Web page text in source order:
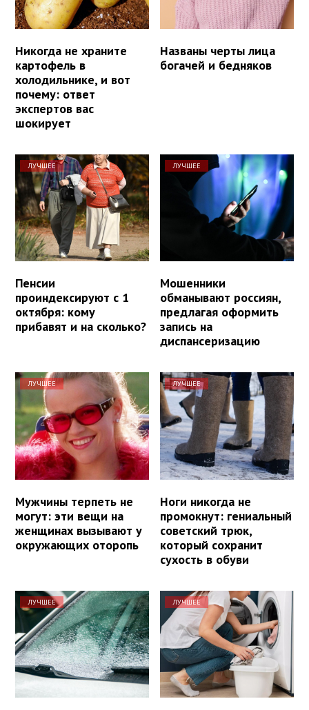
Никогда не храните
картофель в
холодильнике, и вот
почему: ответ
экспертов вас
шокирует
Названы черты лица
богачей и бедняков
ЛУЧШЕЕ
Пенсии
проиндексируют с 1
октября: кому
прибавят и на сколько?
ЛУЧШЕЕ
Мошенники
обманывают россиян,
предлагая оформить
запись на
диспансеризацию
ЛУЧШЕЕ
Мужчины терпеть не
могут: эти вещи на
женщинах вызывают у
окружающих оторопь
ЛУЧШЕЕ
Ноги никогда не
промокнут: гениальный
советский трюк,
который сохранит
сухость в обуви
ЛУЧШЕЕ ЛУЧШЕЕ